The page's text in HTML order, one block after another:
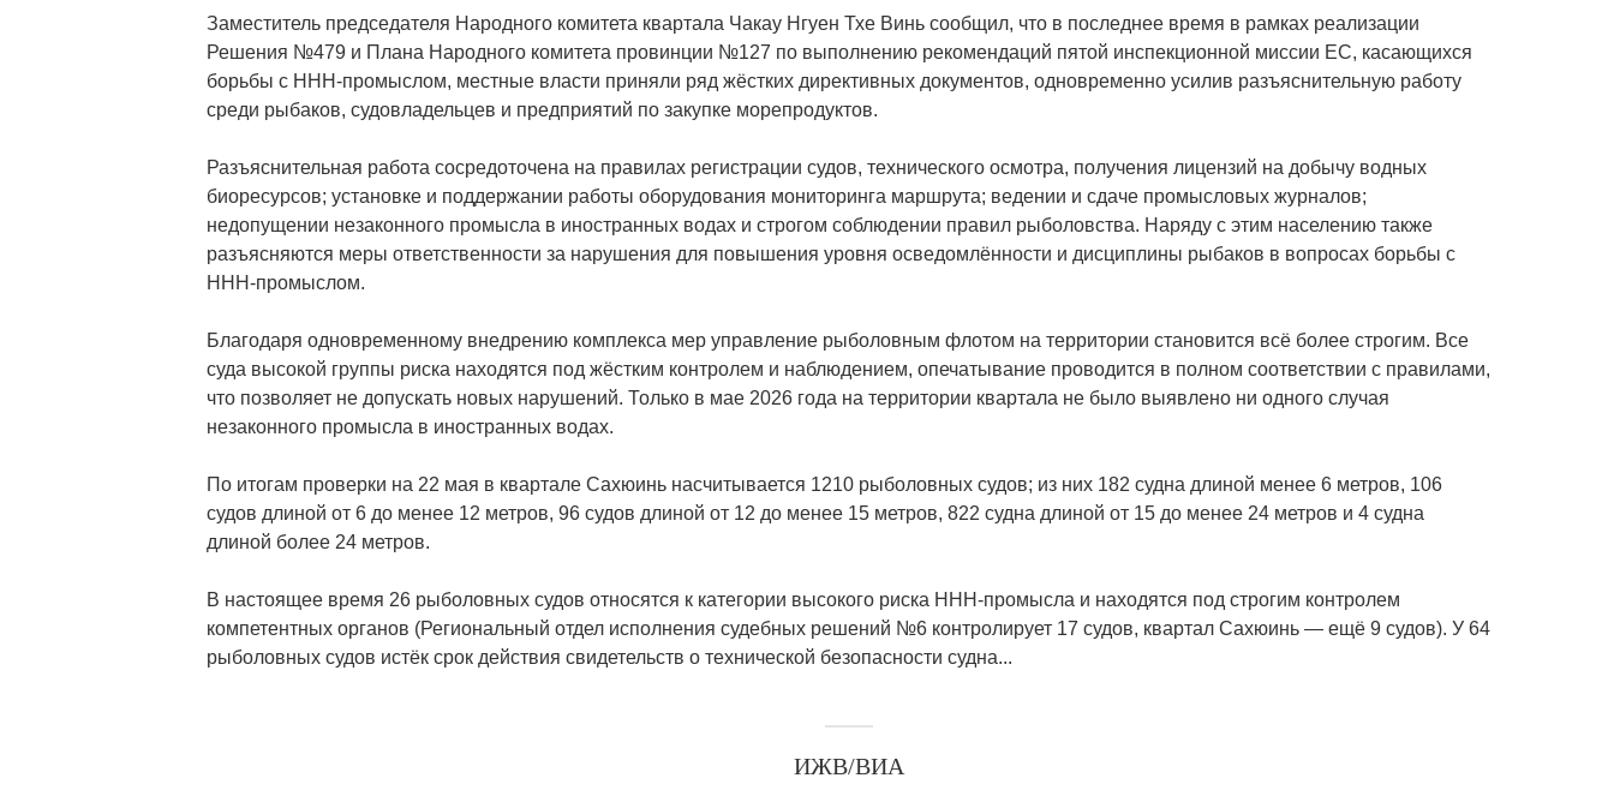
Заместитель председателя Народного комитета квартала Чакау Нгуен Тхе Винь сообщил, что в последнее время в рамках реализации
Решения №479 и Плана Народного комитета провинции №127 по выполнению рекомендаций пятой инспекционной миссии ЕС, касающихся
борьбы с ННН-промыслом, местные власти приняли ряд жёстких директивных документов, одновременно усилив разъяснительную работу
среди рыбаков, судовладельцев и предприятий по закупке морепродуктов.
Разъяснительная работа сосредоточена на правилах регистрации судов, технического осмотра, получения лицензий на добычу водных
биоресурсов; установке и поддержании работы оборудования мониторинга маршрута; ведении и сдаче промысловых журналов;
недопущении незаконного промысла в иностранных водах и строгом соблюдении правил рыболовства. Наряду с этим населению также
разъясняются меры ответственности за нарушения для повышения уровня осведомлённости и дисциплины рыбаков в вопросах борьбы с
ННН-промыслом.
Благодаря одновременному внедрению комплекса мер управление рыболовным флотом на территории становится всё более строгим. Все
суда высокой группы риска находятся под жёстким контролем и наблюдением, опечатывание проводится в полном соответствии с правилами,
что позволяет не допускать новых нарушений. Только в мае 2026 года на территории квартала не было выявлено ни одного случая
незаконного промысла в иностранных водах.
По итогам проверки на 22 мая в квартале Сахюинь насчитывается 1210 рыболовных судов; из них 182 судна длиной менее 6 метров, 106
судов длиной от 6 до менее 12 метров, 96 судов длиной от 12 до менее 15 метров, 822 судна длиной от 15 до менее 24 метров и 4 судна
длиной более 24 метров.
В настоящее время 26 рыболовных судов относятся к категории высокого риска ННН-промысла и находятся под строгим контролем
компетентных органов (Региональный отдел исполнения судебных решений №6 контролирует 17 судов, квартал Сахюинь — ещё 9 судов). У 64
рыболовных судов истёк срок действия свидетельств о технической безопасности судна...
ИЖВ/ВИА